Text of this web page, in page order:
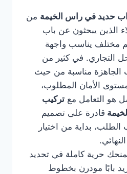
حديد في راس الخيمة من
الذين يبحثون عن باب
مختلف يناسب واجهة
التجاري. في كثير من
الجاهزة مناسبة من حيث
الأمان المطلوب،
هو التعامل مع تركيب
قادرة على تصميم
بداية من اختيار
حرية كاملة في تحديد
بابًا مودرن بخطوط